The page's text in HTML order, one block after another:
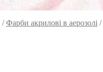
/Фарби акрилові в аерозолі /